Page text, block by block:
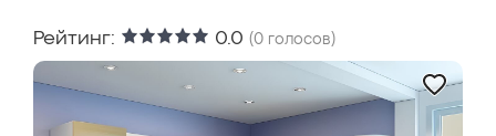
Рейтинг: 0.0 (0 голосов)